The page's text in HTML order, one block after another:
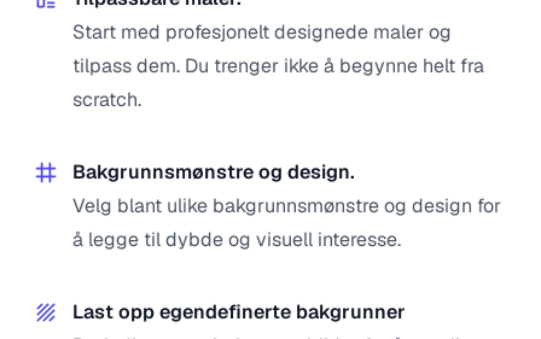
Start med profesjonelt designede maler og
tilpass dem. Du trenger ikke å begynne helt fra
scratch.
Bakgrunnsmønstre og design.
Velg blant ulike bakgrunnsmønstre og design for
å legge til dybde og visuell interesse.
Last opp egendefinerte bakgrunner